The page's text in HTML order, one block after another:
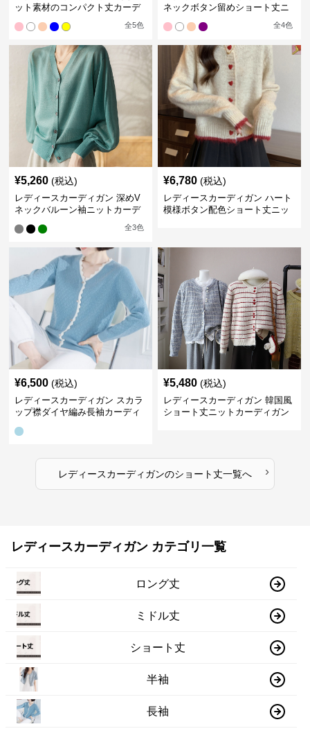
ット素材のコンパクト丈カーデ
全5色
ネックボタン留めショート丈ニ
全4色
¥5,260 (税込)
レディースカーディガン 深めV
ネックバルーン袖ニットカーデ
全3色
¥6,780 (税込)
レディースカーディガン ハート
模様ボタン配色ショート丈ニッ
¥6,500 (税込)
レディースカーディガン スカラ
ップ襟ダイヤ編み長袖カーディ
¥5,480 (税込)
レディースカーディガン 韓国風
ショート丈ニットカーディガン
レディースカーディガンのショート丈一覧へ ›
レディースカーディガン カテゴリ一覧
ロング丈
ミドル丈
ショート丈
半袖
長袖